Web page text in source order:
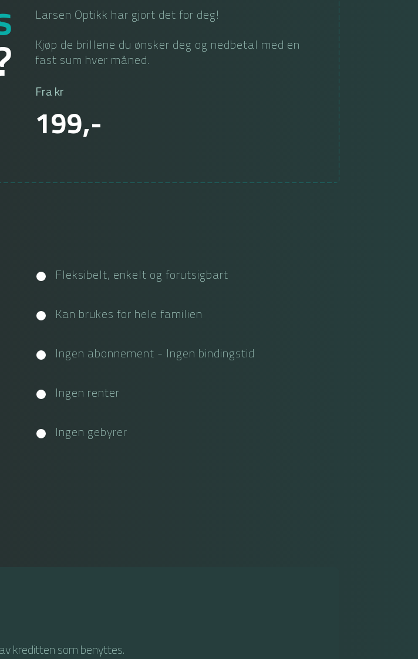
Larsen Optikk har gjort det for deg!
Kjøp de brillene du ønsker deg og nedbetal med en
fast sum hver måned.
Fra kr
199,-
Fleksibelt, enkelt og forutsigbart
Kan brukes for hele familien
Ingen abonnement - Ingen bindingstid
Ingen renter
Ingen gebyrer
kreditten som benyttes.